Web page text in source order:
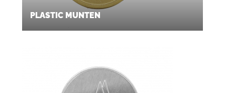
PLASTIC MUNTEN